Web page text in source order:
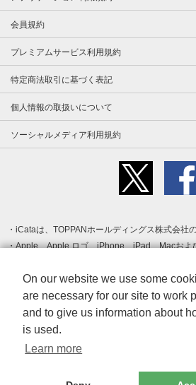
会員規約
プレミアムサービス利用規約
特定商法取引に基づく表記
個人情報の取扱いについて
ソーシャルメディア利用規約
iCataは、TOPPANホールディングス株式会社
Apple、Apple ロゴ、iPhone、iPad、Macおよ
登録された Apple Inc. の商標です。App Store
クです。
Android、Google Play および Google Play ロ
す。
Windows は Microsoft Inc.の米国およびその
標です。
Adobe、Adobe Reader、Adobe PDF は、
その他、記載されている会社名、商品名、ロ
On our website we use some
are necessary for our site to work
and to give us information about
is used.
Learn more